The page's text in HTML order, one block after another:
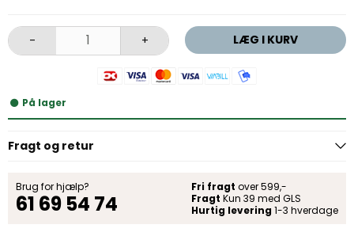
- + LÆG I KURV
På lager
Fragt og retur
Brug for hjælp?
61 69 54 74
Fri fragt over 599,-
Fragt Kun 39 med GLS
Hurtig levering 1-3 hverdage